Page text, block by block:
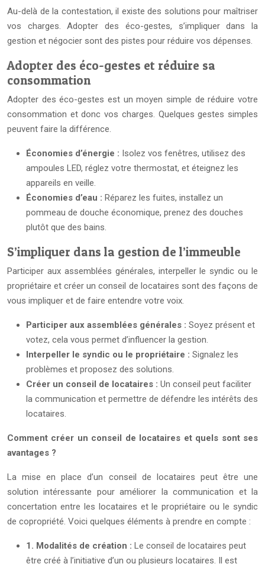
Au-delà de la contestation, il existe des solutions pour maîtriser
vos charges. Adopter des éco-gestes, s’impliquer dans la
gestion et négocier sont des pistes pour réduire vos dépenses.
Adopter des éco-gestes et réduire sa
consommation
Adopter des éco-gestes est un moyen simple de réduire votre
consommation et donc vos charges. Quelques gestes simples
peuvent faire la différence.
Économies d’énergie : Isolez vos fenêtres, utilisez des
ampoules LED, réglez votre thermostat, et éteignez les
appareils en veille.
Économies d’eau : Réparez les fuites, installez un
pommeau de douche économique, prenez des douches
plutôt que des bains.
S’impliquer dans la gestion de l’immeuble
Participer aux assemblées générales, interpeller le syndic ou le
propriétaire et créer un conseil de locataires sont des façons de
vous impliquer et de faire entendre votre voix.
Participer aux assemblées générales : Soyez présent et
votez, cela vous permet d’influencer la gestion.
Interpeller le syndic ou le propriétaire : Signalez les
problèmes et proposez des solutions.
Créer un conseil de locataires : Un conseil peut faciliter
la communication et permettre de défendre les intérêts des
locataires.
Comment créer un conseil de locataires et quels sont ses
avantages ?
La mise en place d’un conseil de locataires peut être une
solution intéressante pour améliorer la communication et la
concertation entre les locataires et le propriétaire ou le syndic
de copropriété. Voici quelques éléments à prendre en compte :
1. Modalités de création : Le conseil de locataires peut
être créé à l’initiative d’un ou plusieurs locataires. Il est